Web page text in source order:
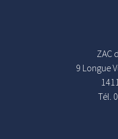
ZAC
9 Longue
Tél.